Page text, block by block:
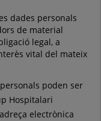
dades personals
de material
legal, a
vital del mateix
poden ser
Hospitalari
electrònica